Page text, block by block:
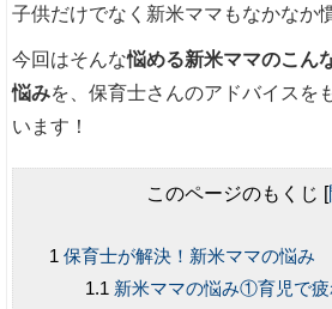
子供だけでなく新米ママもなかなか
今回はそんな悩める新米ママのこん
悩みを、保育士さんのアドバイスを
います！
このページのもくじ [
保育士が解決！新米ママの悩み
新米ママの悩み①育児で